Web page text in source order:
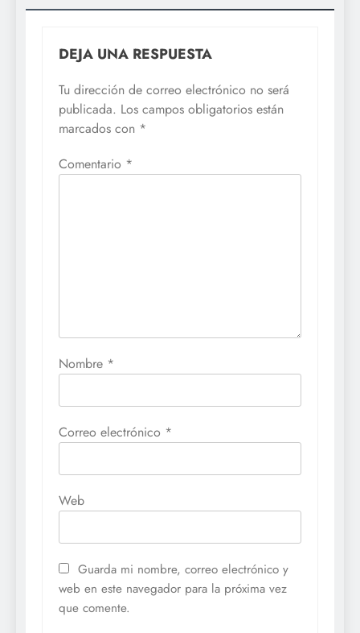
DEJA UNA RESPUESTA
Tu dirección de correo electrónico no será
publicada. Los campos obligatorios están
marcados con *
Comentario *
Nombre *
Correo electrónico *
Web
Guarda mi nombre, correo electrónico y
web en este navegador para la próxima vez
que comente.